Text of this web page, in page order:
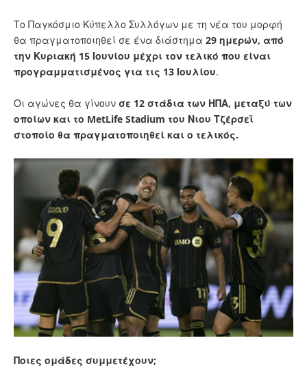
Το Παγκόσμιο Κύπελλο Συλλόγων με τη νέα του μορφή
θα πραγματοποιηθεί σε ένα διάστημα 29 ημερών, από
την Κυριακή 15 Ιουνίου μέχρι τον τελικό που είναι
προγραμματισμένος για τις 13 Ιουλίου.
Οι αγώνες θα γίνουν σε 12 στάδια των ΗΠΑ, μεταξύ των
οποίων και το MetLife Stadium του Νιου Τζέρσεϊ
στοποίο θα πραγματοποιηθεί και ο τελικός.
Ποιες ομάδες συμμετέχουν;